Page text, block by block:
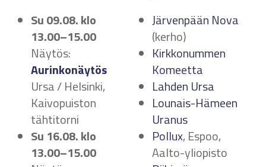
Su 09.08.klo
13.00–15.00
Näytös:
Aurinkonäytös
Ursa / Helsinki,
Kaivopuiston
tähtitorni
Su 16.08.klo
13.00–15.00
Järvenpään Nova
(kerho)
Kirkkonummen
Komeetta
Lahden Ursa
Lounais-Hämeen
Uranus
Pollux, Espoo,
Aalto-yliopisto